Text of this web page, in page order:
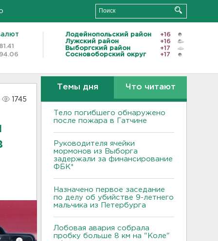
81.41
94.06
Лодейнопольский район
+16
Лужский район
+16
Выборгский район
+17
Сосновоборский округ
+17
1745
Темы дня Что читают
Тело погибшего обнаружено
после пожара в Гатчине
Руководителя ячейки
мормонов из Выборга
задержали за финансирование
ФБК*
Назначено первое заседание
по делу об убийстве 9-летнего
мальчика из Петербурга
Лобовая авария собрала
пробку больше 8 км на "Коле"